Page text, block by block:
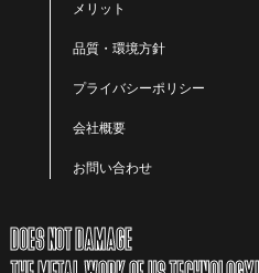
メリット
品質・環境方針
プライバシーポリシー
会社概要
お問い合わせ
DOES NOT DAMAGE